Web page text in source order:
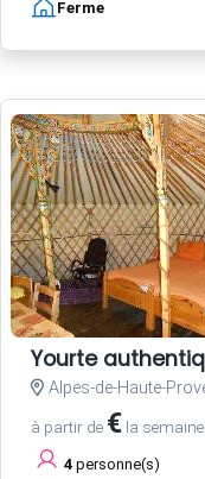
Ferme
Yourte
Alpes-de-Haute-
à partir de € la semaine
4 personne(s)